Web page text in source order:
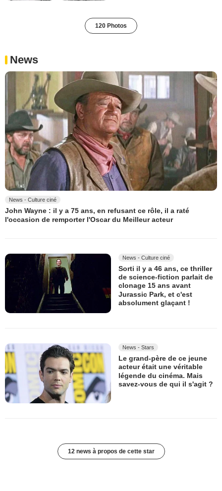
120 Photos
News
News - Culture ciné
John Wayne : il y a 75 ans, en refusant ce rôle, il a raté
l'occasion de remporter l'Oscar du Meilleur acteur
News - Culture ciné
Sorti il y a 46 ans, ce thriller
de science-fiction parlait de
clonage 15 ans avant
Jurassic Park, et c'est
absolument glaçant !
News - Stars
Le grand-père de ce jeune
acteur était une véritable
légende du cinéma. Mais
savez-vous de qui il s'agit ?
12 news à propos de cette star